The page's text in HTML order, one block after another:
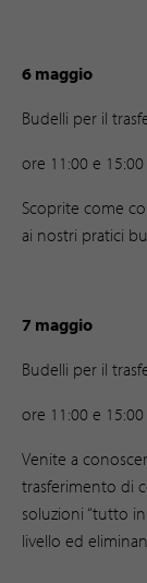
6 maggio
Budelli per il
ore 11:00 e 15:00
Scoprite come
ai nostri pratici
7 maggio
Budelli per il
ore 11:00 e 15:00
Venite a
trasferimento di
soluzioni “tutto
livello ed